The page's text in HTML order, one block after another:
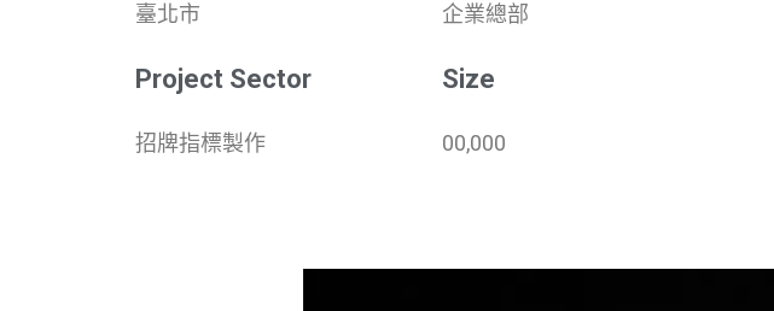
臺北市
Project Sector
招牌指標製作
企業總部
Size
00,000